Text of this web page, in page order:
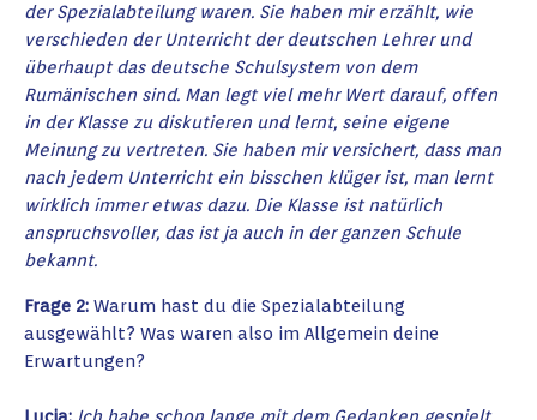
der Spezialabteilung waren. Sie haben mir erzählt, wie
verschieden der Unterricht der deutschen Lehrer und
überhaupt das deutsche Schulsystem von dem
Rumänischen sind. Man legt viel mehr Wert darauf, offen
in der Klasse zu diskutieren und lernt, seine eigene
Meinung zu vertreten. Sie haben mir versichert, dass man
nach jedem Unterricht ein bisschen klüger ist, man lernt
wirklich immer etwas dazu. Die Klasse ist natürlich
anspruchsvoller, das ist ja auch in der ganzen Schule
bekannt.
Frage 2: Warum hast du die Spezialabteilung
ausgewählt? Was waren also im Allgemein deine
Erwartungen?
Lucia: Ich habe schon lange mit dem Gedanken gespielt,